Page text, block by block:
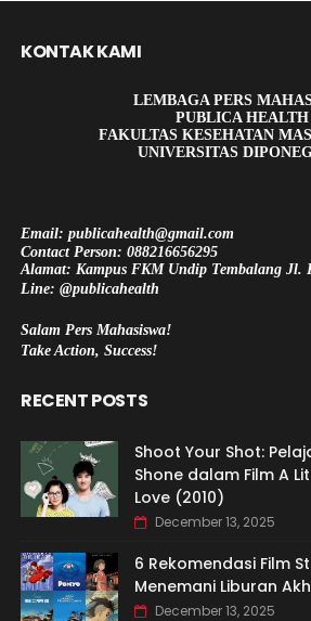
KONTAK KAMI
LEMBAGA PERS
PUBLICA HEALTH
FAKULTAS KESEHATAN
UNIVERSITAS
Email: publicahealth@gmail.com
Contact Person: 088216656295
Alamat: Kampus FKM Undip Tembalang Jl.
Line: @publicahealth
Salam Pers Mahasiswa!
Take Action, Success!
RECENT POSTS
Shoot Your Shot:
Shone dalam Film A
Love (2010)
December 13, 2025
6 Rekomendasi Film
Menemani Liburan
December 13, 2025